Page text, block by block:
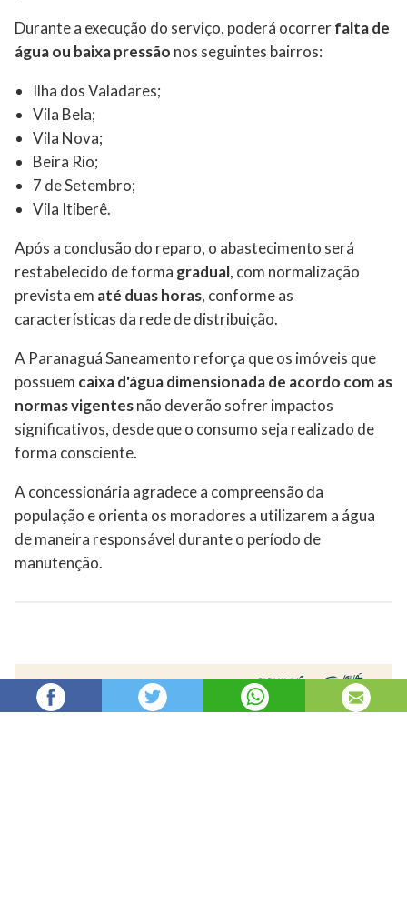
Durante a execução do serviço, poderá ocorrerfalta de
água ou baixa pressão nos seguintes bairros:
Ilha dos Valadares;
Vila Bela;
Vila Nova;
Beira Rio;
7 de Setembro;
Vila Itiberê.
Após a conclusão do reparo, o abastecimento será
restabelecido de forma gradual, com normalização
prevista em até duas horas, conforme as
características da rede de distribuição.
A Paranaguá Saneamento reforça que os imóveis que
possuem caixa d'água dimensionada de acordo com as
normas vigentesnão deverão sofrer impactos
significativos, desde que o consumo seja realizado de
forma consciente.
A concessionária agradece a compreensão da
população e orienta os moradores a utilizarem a água
de maneira responsável durante o período de
manutenção.